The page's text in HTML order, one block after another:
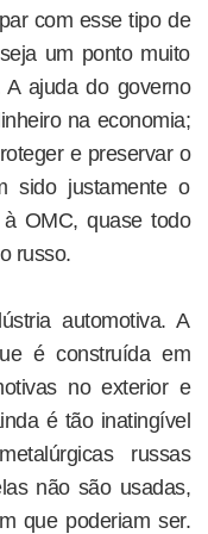
com esse tipo de
um ponto muito
ajuda do governo
na economia;
e preservar o
sido justamente o
OMC, quase todo
russo.
automotiva. A
é construída em
no exterior e
é tão inatingível
russas
não são usadas,
que poderiam ser.